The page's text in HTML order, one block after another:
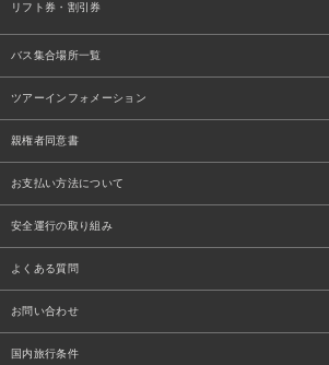
リフト券・割引券
バス集合場所一覧
ツアーインフォメーション
親権者同意書
お支払い方法について
安全運行の取り組み
よくある質問
お問い合わせ
国内旅行条件